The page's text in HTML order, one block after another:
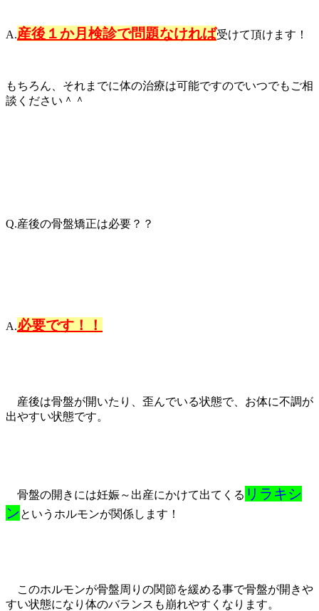
A.産後１か月検診で問題なければ受けて頂けます！
もちろん、それまでに体の治療は可能ですのでいつでもご相
談ください＾＾
Q.産後の骨盤矯正は必要？？
A.必要です！！
産後は骨盤が開いたり、歪んでいる状態で、お体に不調が
出やすい状態です。
骨盤の開きには妊娠～出産にかけて出てくる リラキシ
ンというホルモンが関係します！
このホルモンが骨盤周りの関節を緩める事で骨盤が開きや
すい状態になり体のバランスも崩れやすくなります。